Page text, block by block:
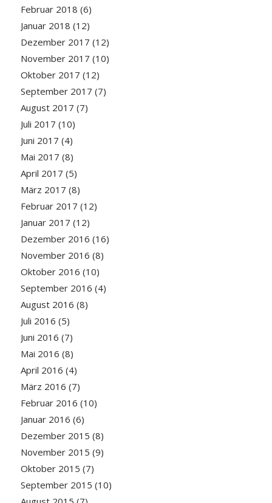
Februar 2018 (6)
Januar 2018 (12)
Dezember 2017 (12)
November 2017 (10)
Oktober 2017 (12)
September 2017 (7)
August 2017 (7)
Juli 2017 (10)
Juni 2017 (4)
Mai 2017 (8)
April 2017 (5)
März 2017 (8)
Februar 2017 (12)
Januar 2017 (12)
Dezember 2016 (16)
November 2016 (8)
Oktober 2016 (10)
September 2016 (4)
August 2016 (8)
Juli 2016 (5)
Juni 2016 (7)
Mai 2016 (8)
April 2016 (4)
März 2016 (7)
Februar 2016 (10)
Januar 2016 (6)
Dezember 2015 (8)
November 2015 (9)
Oktober 2015 (7)
September 2015 (10)